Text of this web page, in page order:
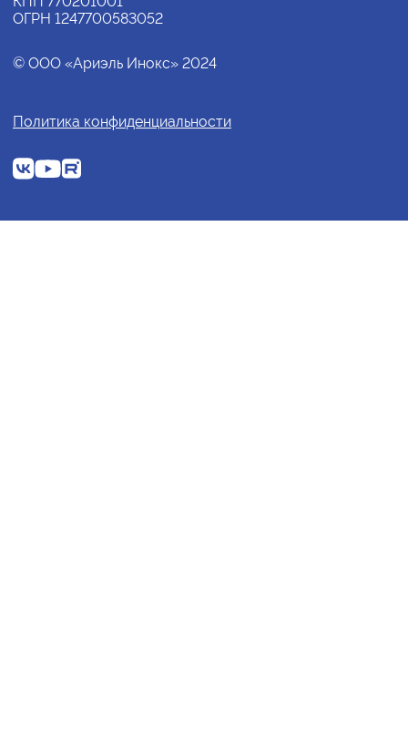
ОГРН 1247700583052
© ООО «Ариэль Инокс» 2024
Политика конфиденциальности